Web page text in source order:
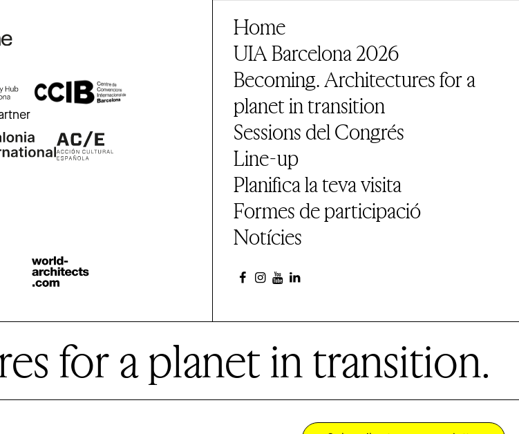
Home
UIA Barcelona 2026
Becoming. Architectures for a
planet in transition
Sessions del Congrés
Line-up
Planifica la teva visita
Formes de participació
Notícies
for a planet in transition.